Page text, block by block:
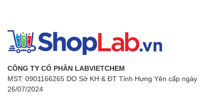
CÔNG TY CỔ PHẦN LABVIETCHEM
MST: 0901166265 DO Sở KH & ĐT Tỉnh Hưng Yên cấp ngày
26/07/2024